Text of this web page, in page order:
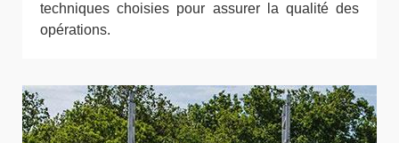
techniques choisies pour assurer la qualité des
opérations.